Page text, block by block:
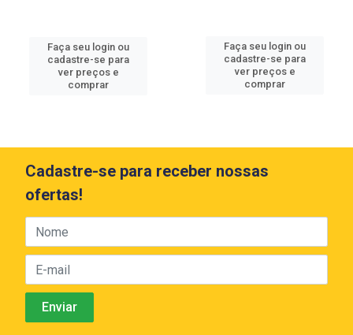
Faça seu login ou
cadastre-se para
ver preços e
comprar
Faça seu login ou
cadastre-se para
ver preços e
comprar
Cadastre-se para receber nossas
ofertas!